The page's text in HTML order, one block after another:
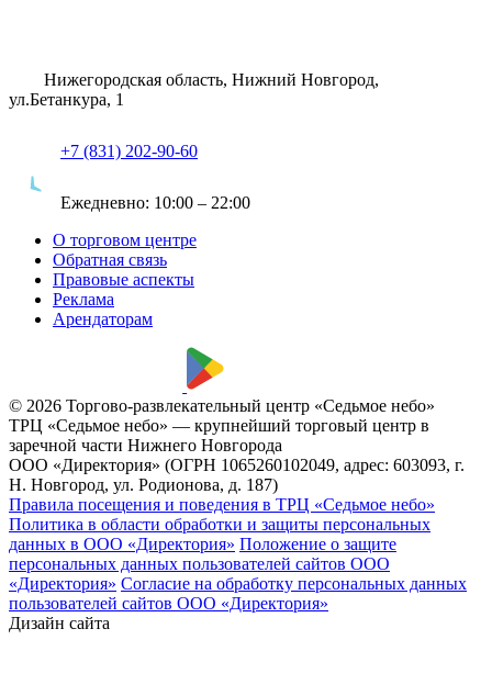
Нижегородская область, Нижний Новгород,
ул.Бетанкура, 1
+7 (831) 202-90-60
Ежедневно: 10:00 – 22:00
О торговом центре
Обратная связь
Правовые аспекты
Реклама
Арендаторам
© 2026 Торгово-развлекательный центр «Седьмое небо»
ТРЦ «Седьмое небо» — крупнейший торговый центр в
заречной части Нижнего Новгорода
ООО «Директория» (ОГРН 1065260102049, адрес: 603093, г.
Н. Новгород, ул. Родионова, д. 187)
Правила посещения и поведения в ТРЦ «Седьмое небо»
Политика в области обработки и защиты персональных
данных в ООО «Директория» Положение о защите
персональных данных пользователей сайтов ООО
«Директория» Согласие на обработку персональных данных
пользователей сайтов ООО «Директория»
Дизайн сайта